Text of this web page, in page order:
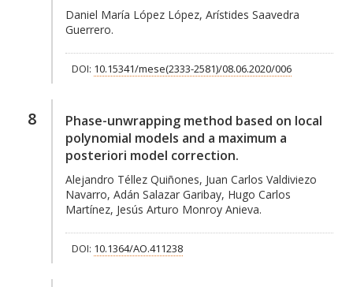
Daniel María López López, Arístides Saavedra
Guerrero.
DOI: 10.15341/mese(2333-2581)/08.06.2020/006
8
Phase-unwrapping method based on local
polynomial models and a maximum a
posteriori model correction.
Alejandro Téllez Quiñones, Juan Carlos Valdiviezo
Navarro, Adán Salazar Garibay, Hugo Carlos
Martínez, Jesús Arturo Monroy Anieva.
DOI: 10.1364/AO.411238